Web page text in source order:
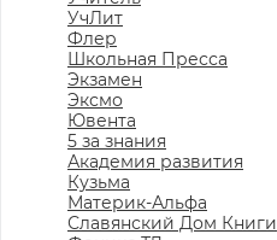
УчЛит
Флер
Школьная Пресса
Экзамен
Эксмо
Ювента
5 за знания
Академия развития
Кузьма
Материк-Альфа
Славянский Дом Книги